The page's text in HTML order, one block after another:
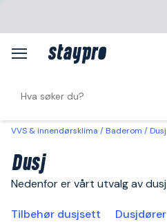
VVS & innendørsklima Baderom Dusj
Dusj
Nedenfor er vårt utvalg av dusj
Tilbehør dusjsett Dusjdører